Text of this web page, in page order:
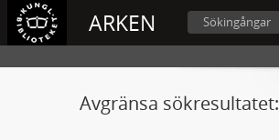
ARKEN Sökingångar
Avgränsa sökresultatet: